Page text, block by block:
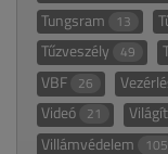
Tungsram 13
Tűzveszély 49
VBF 26
Videó 21
Villámvédelem 105